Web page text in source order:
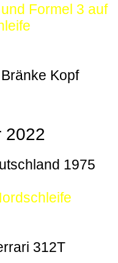
Formel 3 auf
Kopf
2022
1975
312T